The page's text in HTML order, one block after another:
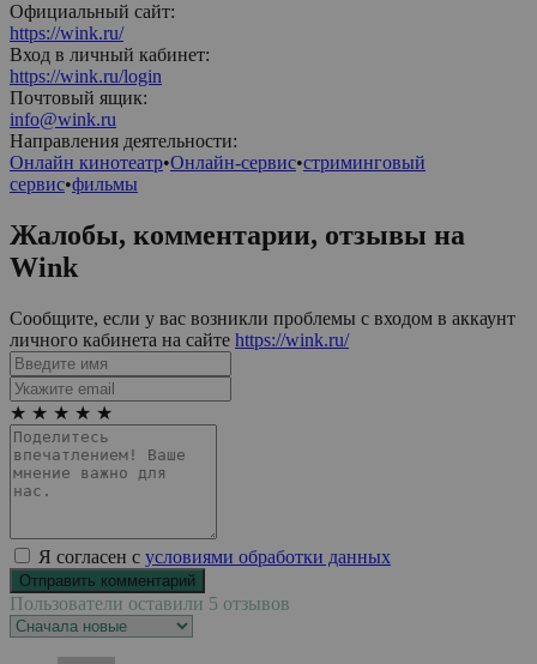
Официальный сайт:
https://wink.ru/
Вход в личный кабинет:
https://wink.ru/login
Почтовый ящик:
info@wink.ru
Направления деятельности:
Онлайн кинотеатр•Онлайн-сервис•стриминговый
сервис•фильмы
Жалобы, комментарии, отзывы на
Wink
Сообщите, если у вас возникли проблемы с входом в аккаунт
личного кабинета на сайте https://wink.ru/
★ ★ ★ ★ ★
Я согласен с условиями обработки данных
Пользователи оставили 5 отзывов